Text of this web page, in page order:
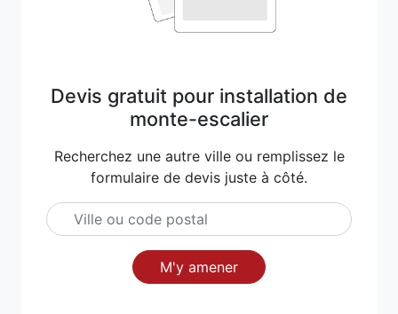
Devis gratuit pour installation de
monte-escalier
Recherchez une autre ville ou remplissez le
formulaire de devis juste à côté.
M'y amener